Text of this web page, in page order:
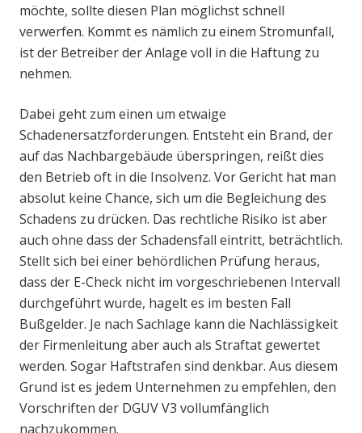
möchte, sollte diesen Plan möglichst schnell
verwerfen. Kommt es nämlich zu einem Stromunfall,
ist der Betreiber der Anlage voll in die Haftung zu
nehmen.
Dabei geht zum einen um etwaige
Schadenersatzforderungen. Entsteht ein Brand, der
auf das Nachbargebäude überspringen, reißt dies
den Betrieb oft in die Insolvenz. Vor Gericht hat man
absolut keine Chance, sich um die Begleichung des
Schadens zu drücken. Das rechtliche Risiko ist aber
auch ohne dass der Schadensfall eintritt, beträchtlich.
Stellt sich bei einer behördlichen Prüfung heraus,
dass der E-Check nicht im vorgeschriebenen Intervall
durchgeführt wurde, hagelt es im besten Fall
Bußgelder. Je nach Sachlage kann die Nachlässigkeit
der Firmenleitung aber auch als Straftat gewertet
werden. Sogar Haftstrafen sind denkbar. Aus diesem
Grund ist es jedem Unternehmen zu empfehlen, den
Vorschriften der DGUV V3 vollumfänglich
nachzukommen.